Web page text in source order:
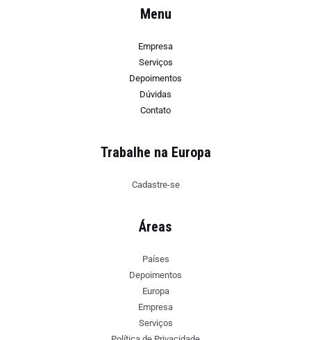
Menu
Empresa
Serviços
Depoimentos
Dúvidas
Contato
Trabalhe na Europa
Cadastre-se
Áreas
Países
Depoimentos
Europa
Empresa
Serviços